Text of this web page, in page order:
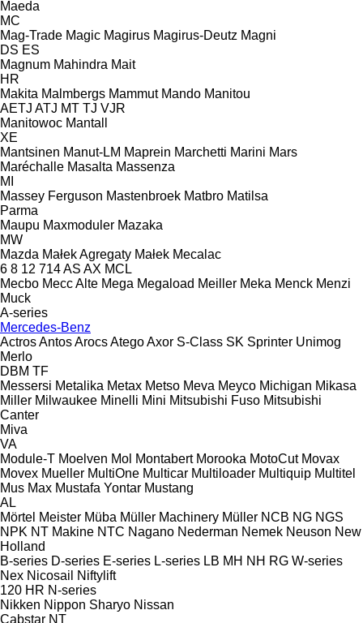
Maeda
MC
Mag-Trade Magic Magirus Magirus-Deutz Magni
DS ES
Magnum Mahindra Mait
HR
Makita Malmbergs Mammut Mando Manitou
AETJ ATJ MT TJ VJR
Manitowoc Mantall
XE
Mantsinen Manut-LM Maprein Marchetti Marini Mars
Maréchalle Masalta Massenza
MI
Massey Ferguson Mastenbroek Matbro Matilsa
Parma
Maupu Maxmoduler Mazaka
MW
Mazda Małek Agregaty Małek Mecalac
6 8 12 714AS AX MCL
Mecbo Mecc Alte Mega Megaload Meiller Meka Menck Menzi
Muck
A-series
Mercedes-Benz
ActrosAntosArocsAtegoAxor S-Class SK Sprinter Unimog
Merlo
DBM TF
Messersi Metalika Metax Metso Meva Meyco Michigan Mikasa
Miller Milwaukee Minelli Mini Mitsubishi Fuso Mitsubishi
Canter
Miva
VA
Module-T Moelven Mol Montabert Morooka MotoCut Movax
Movex Mueller MultiOne Multicar Multiloader Multiquip Multitel
Mus Max Mustafa Yontar Mustang
AL
Mörtel Meister Müba Müller Machinery Müller NCB NG NGS
NPK NT Makine NTC Nagano Nederman Nemek Neuson New
Holland
B-series D-series E-series L-series LB MH NH RG W-series
Nex Nicosail
Niftylift
120 HR N-series
Nikken Nippon Sharyo Nissan
Cabstar NT